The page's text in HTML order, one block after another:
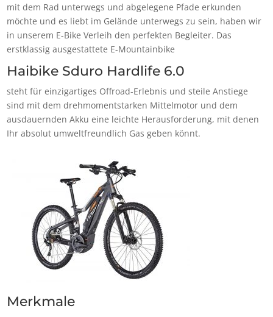
mit dem Rad unterwegs und abgelegene Pfade erkunden
möchte und es liebt im Gelände unterwegs zu sein, haben wir
in unserem E-Bike Verleih den perfekten Begleiter. Das
erstklassig ausgestattete E-Mountainbike
Haibike Sduro Hardlife 6.0
steht für einzigartiges Offroad-Erlebnis und steile Anstiege
sind mit dem drehmomentstarken Mittelmotor und dem
ausdauernden Akku eine leichte Herausforderung, mit denen
Ihr absolut umweltfreundlich Gas geben könnt.
Merkmale